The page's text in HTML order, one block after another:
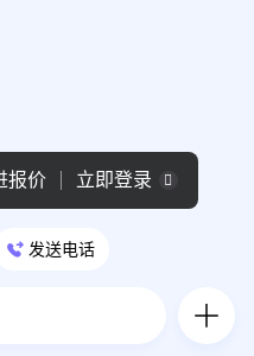
发送电话
报价 立即登录